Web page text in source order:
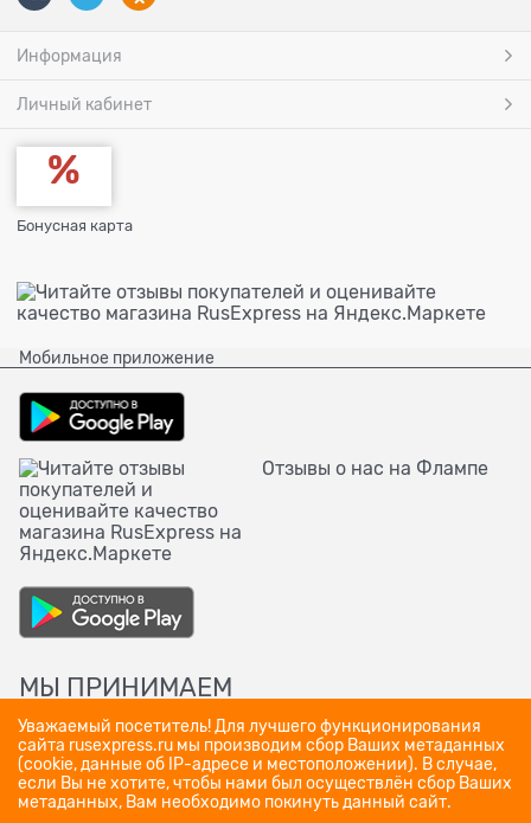
Информация
Личный кабинет
Бонусная карта
Мобильное приложение
Отзывы о нас на Флампе
МЫ ПРИНИМАЕМ
Уважаемый посетитель! Для лучшего функционирования
сайта rusexpress.ru мы производим сбор Ваших метаданных
(cookie, данные об IP-адресе и местоположении). В случае,
если Вы не хотите, чтобы нами был осуществлён сбор Ваших
метаданных, Вам необходимо покинуть данный сайт.